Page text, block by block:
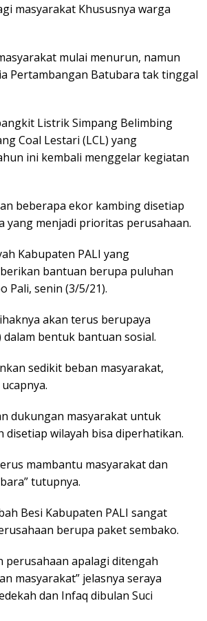
masyarakat Khususnya warga
mulai menurun, namun
Pertambangan Batubara tak tinggal
Listrik Simpang Belimbing
Coal Lestari (LCL) yang
ini kembali menggelar kegiatan
beberapa ekor kambing disetiap
yang menjadi prioritas perusahaan.
Kabupaten PALI yang
bantuan berupa puluhan
Pali, senin (3/5/21).
akan terus berupaya
bentuk bantuan sosial.
sedikit beban masyarakat,
dukungan masyarakat untuk
wilayah bisa diperhatikan.
mambantu masyarakat dan
tutupnya.
Besi Kabupaten PALI sangat
berupa paket sembako.
perusahaan apalagi ditengah
masyarakat” jelasnya seraya
dan Infaq dibulan Suci